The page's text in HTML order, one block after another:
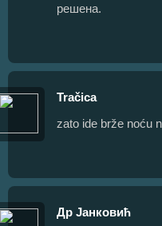
решена.
Tračica
zato ide brže noću
Др Јанковић